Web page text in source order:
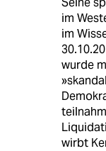
im
im
wurde
wirbt